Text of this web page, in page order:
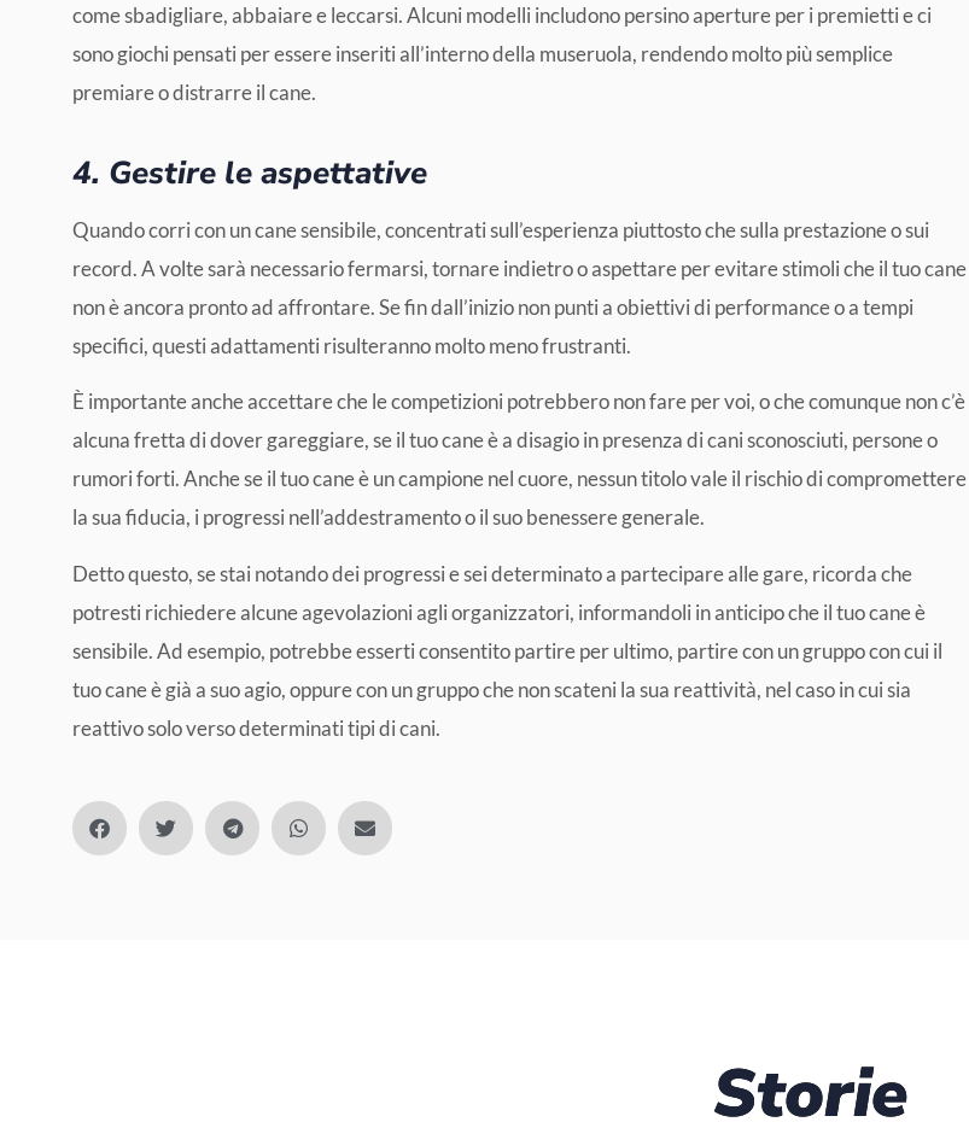
come sbadigliare, abbaiare e leccarsi. Alcuni modelli includono persino aperture per i premietti e ci
sono giochi pensati per essere inseriti all’interno della museruola, rendendo molto più semplice
premiare o distrarre il cane.
4. Gestire le aspettative
Quando corri con un cane sensibile, concentrati sull’esperienza piuttosto che sulla prestazione o sui
record. A volte sarà necessario fermarsi, tornare indietro o aspettare per evitare stimoli che il tuo cane
non è ancora pronto ad affrontare. Se fin dall’inizio non punti a obiettivi di performance o a tempi
specifici, questi adattamenti risulteranno molto meno frustranti.
È importante anche accettare che le competizioni potrebbero non fare per voi, o che comunque non c’è
alcuna fretta di dover gareggiare, se il tuo cane è a disagio in presenza di cani sconosciuti, persone o
rumori forti. Anche se il tuo cane è un campione nel cuore, nessun titolo vale il rischio di compromettere
la sua fiducia, i progressi nell’addestramento o il suo benessere generale.
Detto questo, se stai notando dei progressi e sei determinato a partecipare alle gare, ricorda che
potresti richiedere alcune agevolazioni agli organizzatori, informandoli in anticipo che il tuo cane è
sensibile. Ad esempio, potrebbe esserti consentito partire per ultimo, partire con un gruppo con cui il
tuo cane è già a suo agio, oppure con un gruppo che non scateni la sua reattività, nel caso in cui sia
reattivo solo verso determinati tipi di cani.
Storie